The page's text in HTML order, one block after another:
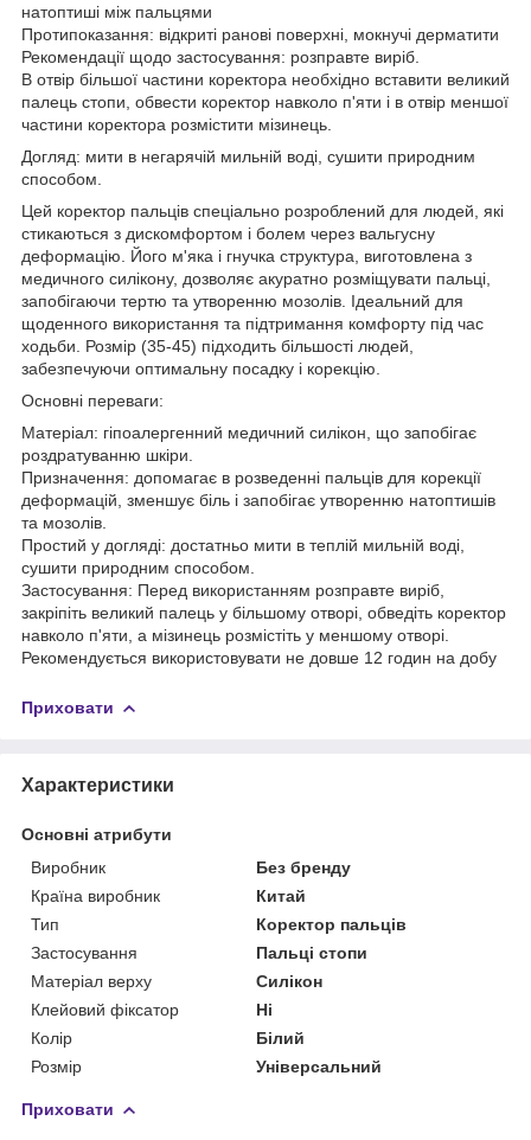
натоптиші між пальцями
Протипоказання: відкриті ранові поверхні, мокнучі дерматити
Рекомендації щодо застосування: розправте виріб.
В отвір більшої частини коректора необхідно вставити великий
палець стопи, обвести коректор навколо п'яти і в отвір меншої
частини коректора розмістити мізинець.
Догляд: мити в негарячій мильній воді, сушити природним
способом.
Цей коректор пальців спеціально розроблений для людей, які
стикаються з дискомфортом і болем через вальгусну
деформацію. Його м'яка і гнучка структура, виготовлена з
медичного силікону, дозволяє акуратно розміщувати пальці,
запобігаючи тертю та утворенню мозолів. Ідеальний для
щоденного використання та підтримання комфорту під час
ходьби. Розмір (35-45) підходить більшості людей,
забезпечуючи оптимальну посадку і корекцію.
Основні переваги:
Матеріал: гіпоалергенний медичний силікон, що запобігає
роздратуванню шкіри.
Призначення: допомагає в розведенні пальців для корекції
деформацій, зменшує біль і запобігає утворенню натоптишів
та мозолів.
Простий у догляді: достатньо мити в теплій мильній воді,
сушити природним способом.
Застосування: Перед використанням розправте виріб,
закріпіть великий палець у більшому отворі, обведіть коректор
навколо п'яти, а мізинець розмістіть у меншому отворі.
Рекомендується використовувати не довше 12 годин на добу
Приховати
Характеристики
Основні атрибути
Виробник
Без бренду
Країна виробник
Китай
Тип
Коректор пальців
Застосування
Пальці стопи
Матеріал верху
Силікон
Клейовий фіксатор
Ні
Колір
Білий
Розмір
Універсальний
Приховати